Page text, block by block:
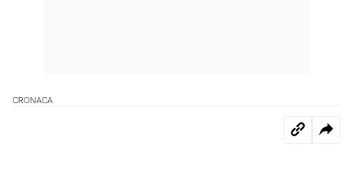
CRONACA